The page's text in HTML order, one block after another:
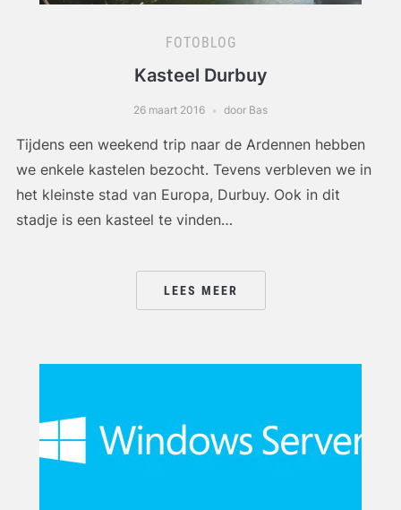
FOTOBLOG
Kasteel Durbuy
26 maart 2016 door Bas
Tijdens een weekend trip naar de Ardennen hebben
we enkele kastelen bezocht. Tevens verbleven we in
het kleinste stad van Europa, Durbuy. Ook in dit
stadje is een kasteel te vinden…
LEES MEER